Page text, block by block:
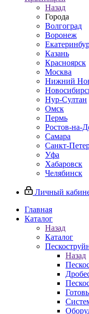
Назад
Города
Волгоград
Воронеж
Казань
Красноярск
Москва
Нижний
Нур-Султан
Омск
Пермь
Ростов-на-
Самара
Санкт-
Уфа
Хабаровск
Челябинск
Личный
Главная
Каталог
Назад
Каталог
Назад